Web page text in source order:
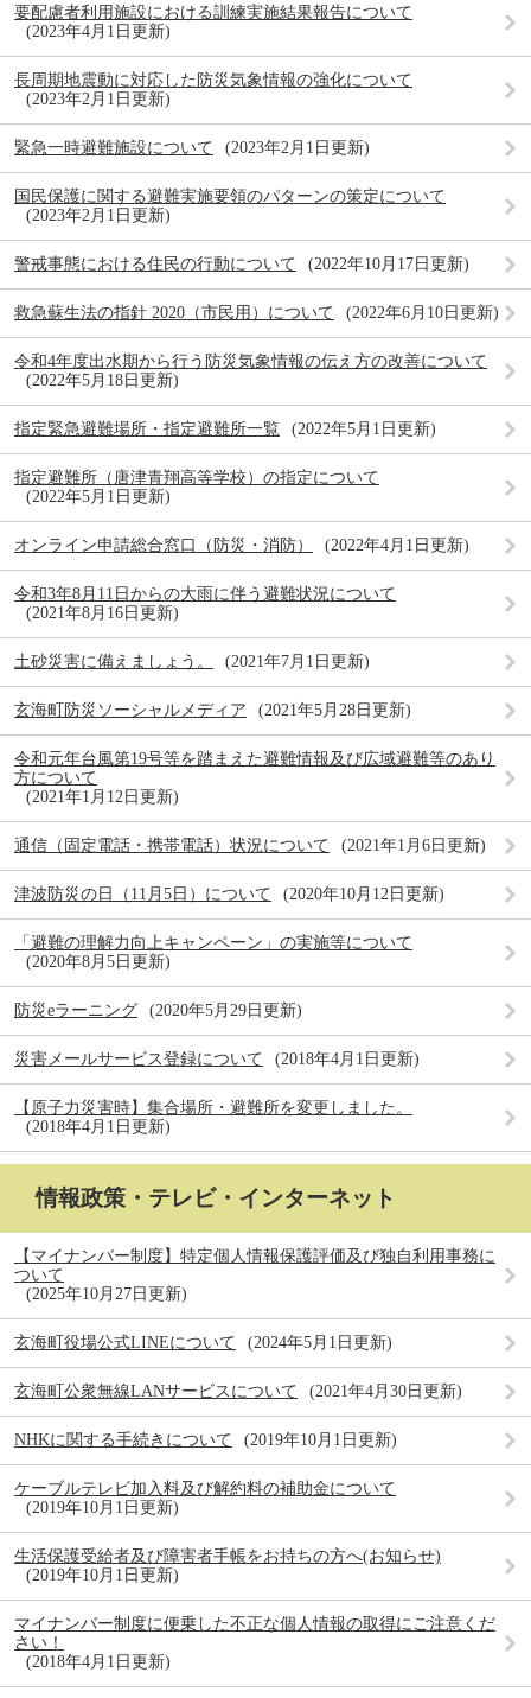
要配慮者利用施設における訓練実施結果報告について
2023年4月1日更新
長周期地震動に対応した防災気象情報の強化について
2023年2月1日更新
緊急一時避難施設について 2023年2月1日更新
国民保護に関する避難実施要領のパターンの策定について
2023年2月1日更新
警戒事態における住民の行動について 2022年10月17日更新
救急蘇生法の指針 2020（市民用）について 2022年6月10日更新
令和4年度出水期から行う防災気象情報の伝え方の改善について
2022年5月18日更新
指定緊急避難場所・指定避難所一覧 2022年5月1日更新
指定避難所（唐津青翔高等学校）の指定について
2022年5月1日更新
オンライン申請総合窓口（防災・消防） 2022年4月1日更新
令和3年8月11日からの大雨に伴う避難状況について
2021年8月16日更新
土砂災害に備えましょう。 2021年7月1日更新
玄海町防災ソーシャルメディア 2021年5月28日更新
令和元年台風第19号等を踏まえた避難情報及び広域避難等のあり
方について
2021年1月12日更新
通信（固定電話・携帯電話）状況について 2021年1月6日更新
津波防災の日（11月5日）について 2020年10月12日更新
「避難の理解力向上キャンペーン」の実施等について
2020年8月5日更新
防災eラーニング 2020年5月29日更新
災害メールサービス登録について 2018年4月1日更新
【原子力災害時】集合場所・避難所を変更しました。
2018年4月1日更新
情報政策・テレビ・インターネット
【マイナンバー制度】特定個人情報保護評価及び独自利用事務に
ついて
2025年10月27日更新
玄海町役場公式LINEについて 2024年5月1日更新
玄海町公衆無線LANサービスについて 2021年4月30日更新
NHKに関する手続きについて 2019年10月1日更新
ケーブルテレビ加入料及び解約料の補助金について
2019年10月1日更新
生活保護受給者及び障害者手帳をお持ちの方へ(お知らせ)
2019年10月1日更新
マイナンバー制度に便乗した不正な個人情報の取得にご注意くだ
さい！
2018年4月1日更新